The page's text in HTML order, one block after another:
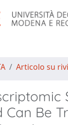
Articolo su
Be